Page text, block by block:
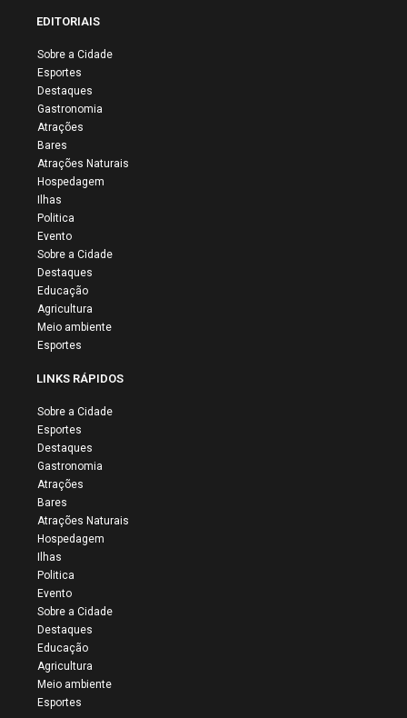
EDITORIAIS
Sobre a Cidade
Esportes
Destaques
Gastronomia
Atrações
Bares
Atrações Naturais
Hospedagem
Ilhas
Politica
Evento
Sobre a Cidade
Destaques
Educação
Agricultura
Meio ambiente
Esportes
LINKS RÁPIDOS
Sobre a Cidade
Esportes
Destaques
Gastronomia
Atrações
Bares
Atrações Naturais
Hospedagem
Ilhas
Politica
Evento
Sobre a Cidade
Destaques
Educação
Agricultura
Meio ambiente
Esportes